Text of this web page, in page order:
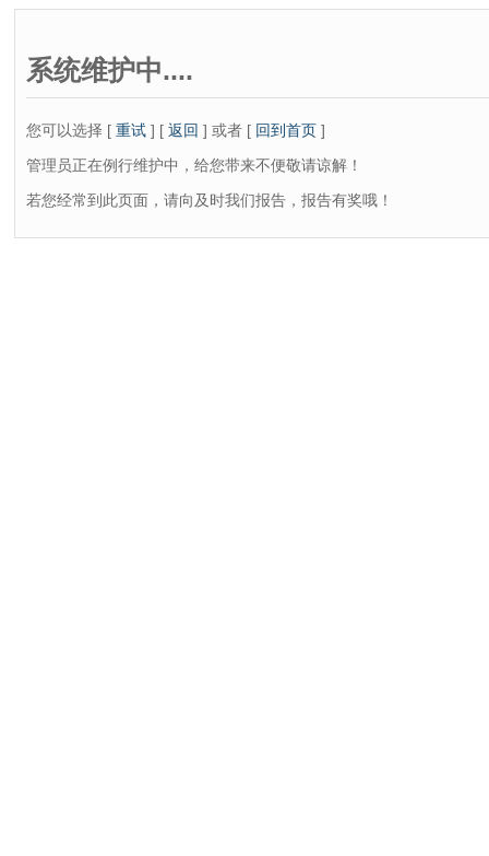
系统维护中....
您可以选择 [ 重试 ] [ 返回 ] 或者 [ 回到首页 ]
管理员正在例行维护中，给您带来不便敬请谅解！
若您经常到此页面，请向及时我们报告，报告有奖哦！